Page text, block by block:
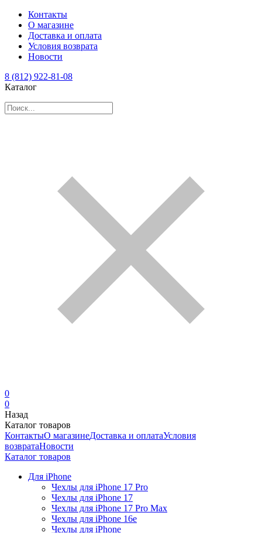
Контакты
О магазине
Доставка и оплата
Условия возврата
Новости
8 (812) 922-81-08
Каталог
0
0
Назад
Каталог товаров
КонтактыО магазинеДоставка и оплатаУсловия
возвратаНовости
Каталог товаров
Для iPhone
Чехлы для iPhone 17 Pro
Чехлы для iPhone 17
Чехлы для iPhone 17 Pro Max
Чехлы для iPhone 16e
Чехлы для iPhone